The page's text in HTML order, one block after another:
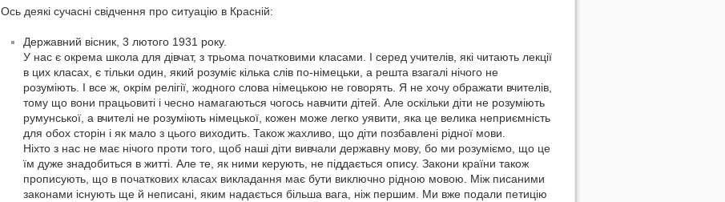
Ось деякі сучасні свідчення про ситуацію в Красній:
Державний вісник, 3 лютого 1931 року.
У нас є окрема школа для дівчат, з трьома початковими класами. І серед учителів, які читають лекції
в цих класах, є тільки один, який розуміє кілька слів по-німецьки, а решта взагалі нічого не
розуміють. І все ж, окрім релігії, жодного слова німецькою не говорять. Я не хочу ображати вчителів,
тому що вони працьовиті і чесно намагаються чогось навчити дітей. Але оскільки діти не розуміють
румунської, а вчителі не розуміють німецької, кожен може легко уявити, яка це велика неприємність
для обох сторін і як мало з цього виходить. Також жахливо, що діти позбавлені рідної мови.
Ніхто з нас не має нічого проти того, щоб наші діти вивчали державну мову, бо ми розуміємо, що це
їм дуже знадобиться в житті. Але те, як ними керують, не піддається опису. Закони країни також
прописують, що в початкових класах викладання має бути виключно рідною мовою. Між писаними
законами існують ще й неписані, яким надається більша вага, ніж першим. Ми вже подали петицію